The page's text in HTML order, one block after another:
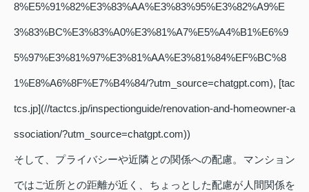
8%E5%91%82%E3%83%AA%E3%83%95%E3%82%A9%E
3%83%BC%E3%83%A0%E3%81%A7%E5%A4%B1%E6%9
5%97%E3%81%97%E3%81%AA%E3%81%84%EF%BC%8
1%E8%A6%8F%E7%B4%84/?utm_source=chatgpt.com), [tac
tcs.jp](//tactcs.jp/inspectionguide/renovation-and-homeowner-a
ssociation/?utm_source=chatgpt.com))
そして、プライバシーや近隣との関係への配慮。マンション
ではご近所との距離が近く、ちょっとした配慮が人間関係を